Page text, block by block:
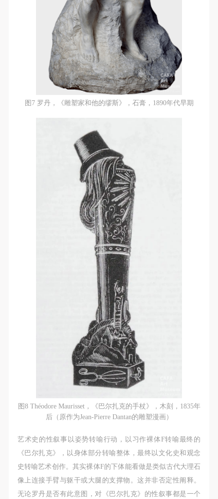
图7 罗丹，《雕塑家和他的缪斯》，石膏，1890年代早期
图8 Théodore Maurisset，《巴尔扎克的手杖》，木刻，1835年
后（原作为Jean-Pierre Dantan的雕塑漫画）
艺术史的性叙事以姿势转喻行动，以习作裸体F转喻最终的
《巴尔扎克》，以身体部分转喻整体，最终以文化史和观念
史转喻艺术创作。其实裸体F的下体能看做是类似古代大理石
像上连接手臂与躯干或大腿的支撑物。这并非否定性阐释。
无论罗丹是否有此意图，对《巴尔扎克》的性叙事都是一个
验证码
登录
可使用雅昌艺术网会员账户登录